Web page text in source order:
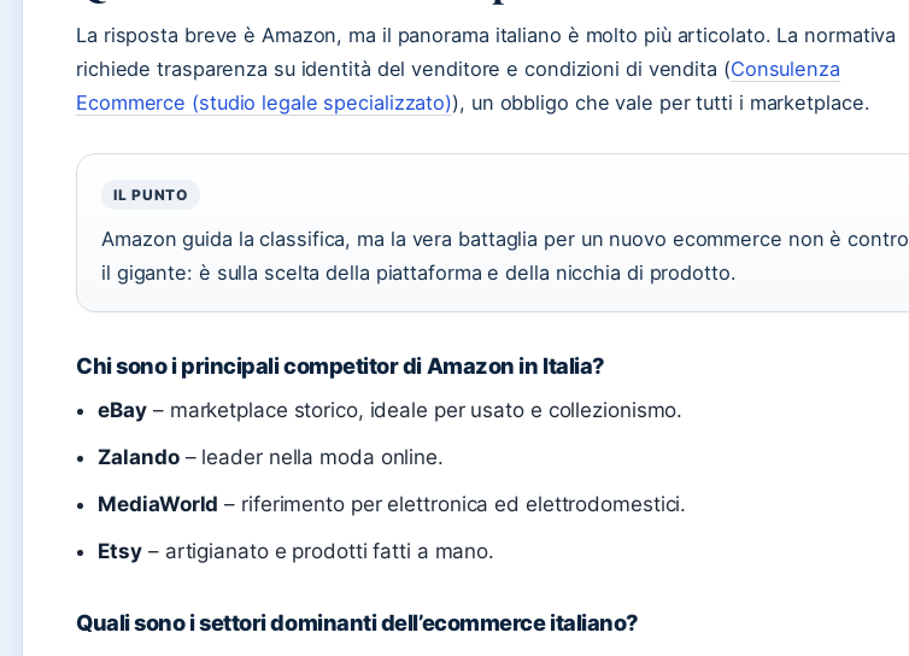
La risposta breve è Amazon, ma il panorama italiano è molto più articolato. La normativa
richiede trasparenza su identità del venditore e condizioni di vendita (Consulenza
Ecommerce (studio legale specializzato)), un obbligo che vale per tutti i marketplace.
IL PUNTO
Amazon guida la classifica, ma la vera battaglia per un nuovo ecommerce non è contro
il gigante: è sulla scelta della piattaforma e della nicchia di prodotto.
Chi sono i principali competitor di Amazon in Italia?
eBay – marketplace storico, ideale per usato e collezionismo.
Zalando– leader nella moda online.
MediaWorld – riferimento per elettronica ed elettrodomestici.
Etsy – artigianato e prodotti fatti a mano.
Quali sono i settori dominanti dell’ecommerce italiano?